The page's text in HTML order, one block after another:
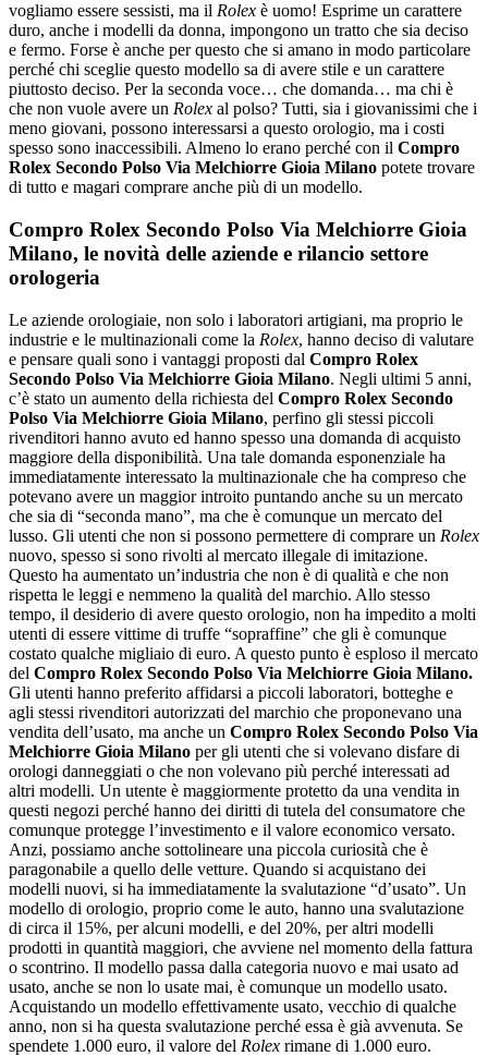
vogliamo essere sessisti, ma il Rolex è uomo! Esprime un carattere
duro, anche i modelli da donna, impongono un tratto che sia deciso
e fermo. Forse è anche per questo che si amano in modo particolare
perché chi sceglie questo modello sa di avere stile e un carattere
piuttosto deciso. Per la seconda voce… che domanda… ma chi è
che non vuole avere un Rolex al polso? Tutti, sia i giovanissimi che i
meno giovani, possono interessarsi a questo orologio, ma i costi
spesso sono inaccessibili. Almeno lo erano perché con il Compro
Rolex Secondo Polso Via Melchiorre Gioia Milano potete trovare
di tutto e magari comprare anche più di un modello.
Compro Rolex Secondo Polso Via Melchiorre Gioia
Milano, le novità delle aziende e rilancio settore
orologeria
Le aziende orologiaie, non solo i laboratori artigiani, ma proprio le
industrie e le multinazionali come la Rolex, hanno deciso di valutare
e pensare quali sono i vantaggi proposti dal Compro Rolex
Secondo Polso Via Melchiorre Gioia Milano. Negli ultimi 5 anni,
c’è stato un aumento della richiesta del Compro Rolex Secondo
Polso Via Melchiorre Gioia Milano, perfino gli stessi piccoli
rivenditori hanno avuto ed hanno spesso una domanda di acquisto
maggiore della disponibilità. Una tale domanda esponenziale ha
immediatamente interessato la multinazionale che ha compreso che
potevano avere un maggior introito puntando anche su un mercato
che sia di “seconda mano”, ma che è comunque un mercato del
lusso. Gli utenti che non si possono permettere di comprare un Rolex
nuovo, spesso si sono rivolti al mercato illegale di imitazione.
Questo ha aumentato un’industria che non è di qualità e che non
rispetta le leggi e nemmeno la qualità del marchio. Allo stesso
tempo, il desiderio di avere questo orologio, non ha impedito a molti
utenti di essere vittime di truffe “sopraffine” che gli è comunque
costato qualche migliaio di euro. A questo punto è esploso il mercato
del Compro Rolex Secondo Polso Via Melchiorre Gioia Milano.
Gli utenti hanno preferito affidarsi a piccoli laboratori, botteghe e
agli stessi rivenditori autorizzati del marchio che proponevano una
vendita dell’usato, ma anche un Compro Rolex Secondo Polso Via
Melchiorre Gioia Milano per gli utenti che si volevano disfare di
orologi danneggiati o che non volevano più perché interessati ad
altri modelli. Un utente è maggiormente protetto da una vendita in
questi negozi perché hanno dei diritti di tutela del consumatore che
comunque protegge l’investimento e il valore economico versato.
Anzi, possiamo anche sottolineare una piccola curiosità che è
paragonabile a quello delle vetture. Quando si acquistano dei
modelli nuovi, si ha immediatamente la svalutazione “d’usato”. Un
modello di orologio, proprio come le auto, hanno una svalutazione
di circa il 15%, per alcuni modelli, e del 20%, per altri modelli
prodotti in quantità maggiori, che avviene nel momento della fattura
o scontrino. Il modello passa dalla categoria nuovo e mai usato ad
usato, anche se non lo usate mai, è comunque un modello usato.
Acquistando un modello effettivamente usato, vecchio di qualche
anno, non si ha questa svalutazione perché essa è già avvenuta. Se
spendete 1.000 euro, il valore del Rolex rimane di 1.000 euro.